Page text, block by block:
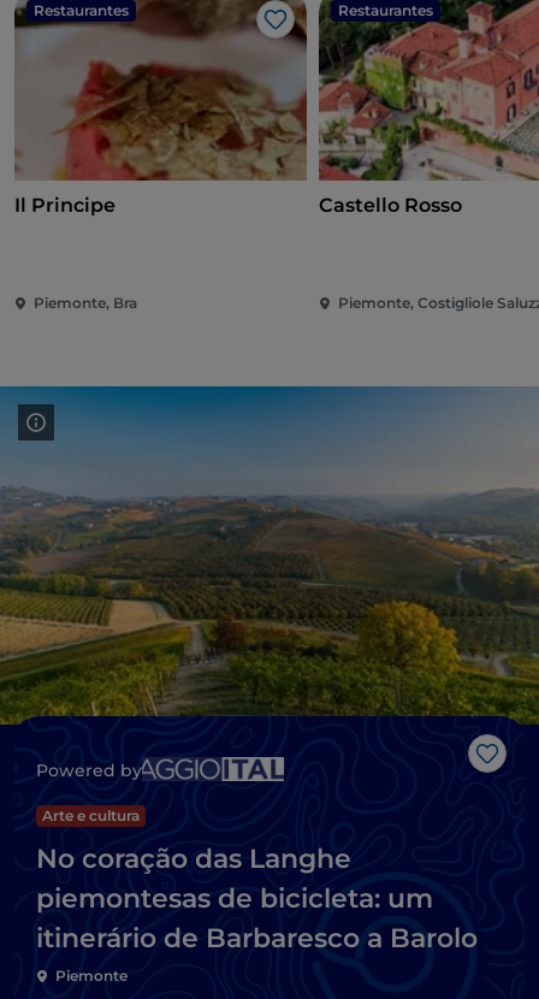
Restaurantes
Gosto
Il Principe
Piemonte, Bra
Restaurantes
Castello Rosso
Piemonte, Costigliole
Powered by
Arte e cultura
No coração das Langhe
piemontesas de bicicleta: um
itinerário de Barbaresco a Barolo
Piemonte